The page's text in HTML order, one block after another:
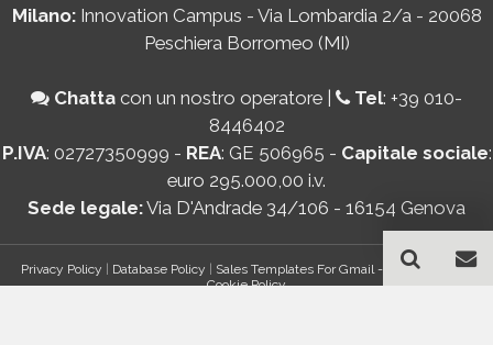
Milano: Innovation Campus - Via Lombardia 2/a - 20068
Peschiera Borromeo (MI)
Chatta con un nostro operatore | Tel: +39 010-
8446402
P.IVA: 02727350999 - REA: GE 506965 - Capitale sociale:
euro 295.000,00 i.v.
Sede legale:Via D'Andrade 34/106 - 16154 Genova
Privacy Policy | Database Policy | Sales Templates For Gmail - AddOn Policy|
Cookie Policy